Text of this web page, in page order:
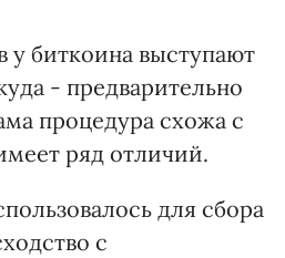
у биткоина выступают
- предварительно
процедура схожа с
ряд отличий.
для сбора
с